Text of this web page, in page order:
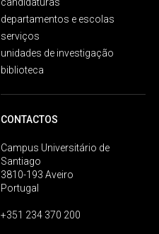
departamentos e escolas
serviços
unidades de investigação
biblioteca
CONTACTOS
Campus Universitário de
Santiago
3810-193 Aveiro
Portugal
+351 234 370 200